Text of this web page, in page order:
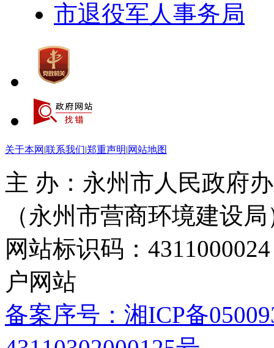
市退役军人事务局
关于本网 |联系我们|郑重声明|网站地图
主 办：永州市人民政府
（永州市营商环境建设局
网站标识码：
户网站
备案序号：湘ICP备